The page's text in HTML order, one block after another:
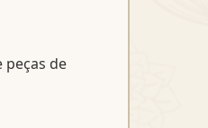
peças de